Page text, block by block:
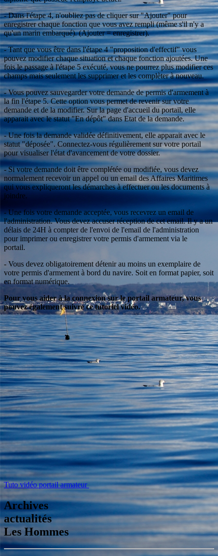
- Dans l'étape 4, n'oubliez pas de cliquer sur "Ajouter" pour
enregistrer chaque fonction que vous avez rempli (même s'il n'y a
qu'un marin embarqué). (Ajouter = enregistrer).
- Tant que vous être dans l'étape 4 "proposition d'effectif" vous
pouvez modifier chaque situation et chaque fonction ajoutées. Une
fois le passage à l'étape 5 exécuté, vous ne pourrez plus modifier ces
champs mais seulement les supprimer et les complèter à nouveau.
- Vous pouvez sauvegarder votre demande de permis d'armement à
la fin l'étape 5. Cette option vous permet de revenir sur votre
demande et de la modifier. Sur la page d'accueil du portail, elle
apparait avec le statut "En dépôt" dans Etat de la demande.
- Une fois la demande validée définitivement, elle apparait avec le
statut "déposée". Connectez-vous régulièrement sur votre portail
pour visualiser l'état d'avancement de votre dossier.
- Si votre demande doit être complétée ou modifiée, vous devez
normalement recevoir un appel ou un email des Affaires Maritimes
qui vous expliqueront les démarches à effectuer ou les documents à
joindre.
- Une fois votre demande acceptée, vous recevrez un email de
l'administration. Vous devez accuser réception de cet email. Il y a un
délais de 24H à compter de l'envoi de l'email de l'administration
pour imprimer ou enregistrer votre permis d'armement via le
portail.
- Vous devez obligatoirement détenir au moins un exemplaire de
votre permis d'armement à bord du navire. Soit en format papier, soit
en format numérique.
Pour vous aider à la connexion sur le portail armateur, vous
pouvez également suivre ce tutoriel vidéo.
Tuto vidéo portail armateur
Archives
actualités
Les Hommes